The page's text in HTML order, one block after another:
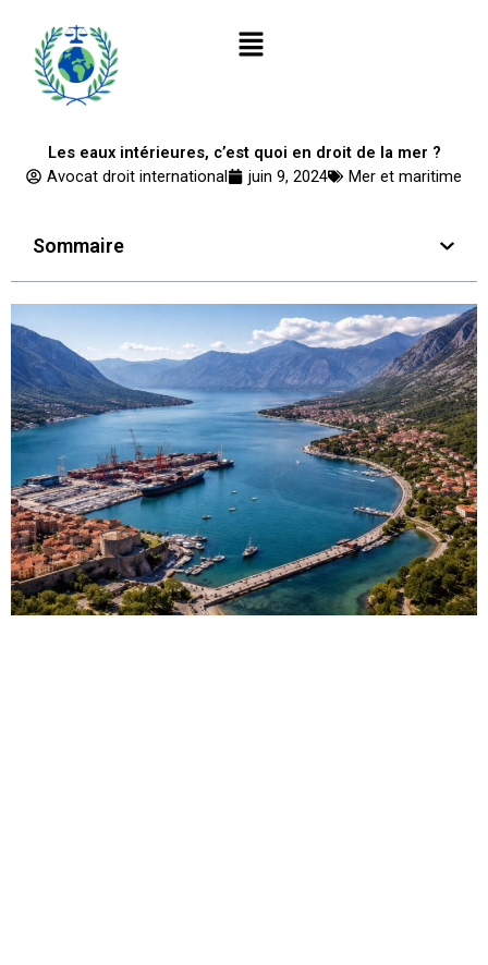
contenu
Menu
Les eaux intérieures, c’est quoi en droit de la mer ?
Avocat droit international
juin 9, 2024 Mer et maritime
Sommaire